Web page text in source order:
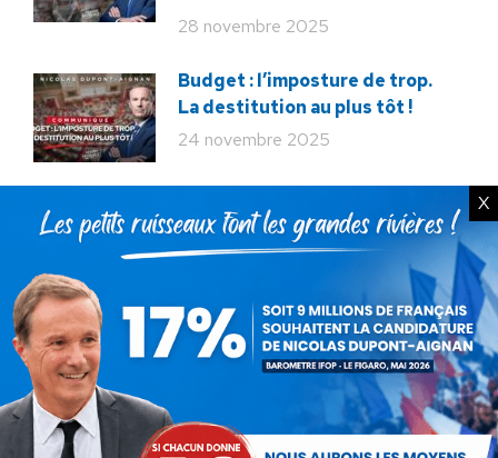
28 novembre 2025
Budget : l’imposture de trop.
La destitution au plus tôt !
24 novembre 2025
Rechercher
Recherche
Articles récents
X